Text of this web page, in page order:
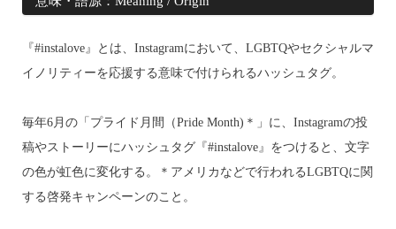
『#instalove』とは、Instagramにおいて、LGBTQやセクシャルマ
イノリティーを応援する意味で付けられるハッシュタグ。
毎年6月の「プライド月間（Pride Month)＊」に、Instagramの投
稿やストーリーにハッシュタグ『#instalove』をつけると、文字
の色が虹色に変化する。＊アメリカなどで行われるLGBTQに関
する啓発キャンペーンのこと。